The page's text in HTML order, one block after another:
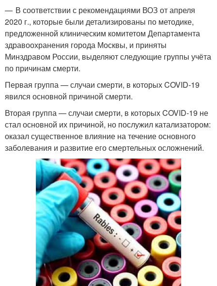
— В соответствии с рекомендациями ВОЗ от апреля
2020 г., которые были детализированы по методике,
предложенной клиническим комитетом Департамента
здравоохранения города Москвы, и приняты
Минздравом России, выделяют следующие группы учёта
по причинам смерти.
Первая группа — случаи смерти, в которых COVID‑19
явился основной причиной смерти.
Вторая группа — случаи смерти, в которых COVID‑19 не
стал основной их причиной, но послужил катализатором:
оказал существенное влияние на течение основного
заболевания и развитие его смертельных осложнений.